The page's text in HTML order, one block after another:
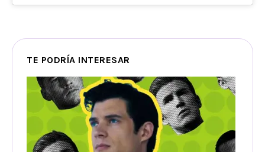
TE PODRÍA INTERESAR